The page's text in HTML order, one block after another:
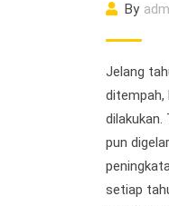
By
Jelang
ditempah,
pun
setiap